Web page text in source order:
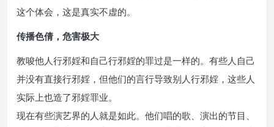
这个体会，这是真实不虚的。
传播色倩，危害极大
教唆他人行邪婬和自己行邪婬的罪过是一样的。有些人自己
并没有直接行邪婬，但他们的言行导致别人行邪婬，这些人
实际上也造了邪婬罪业。
现在有些演艺界的人就是如此。他们唱的歌、演出的节目、